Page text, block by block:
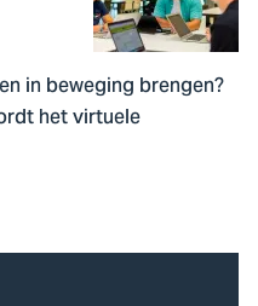
in beweging brengen?
het virtuele